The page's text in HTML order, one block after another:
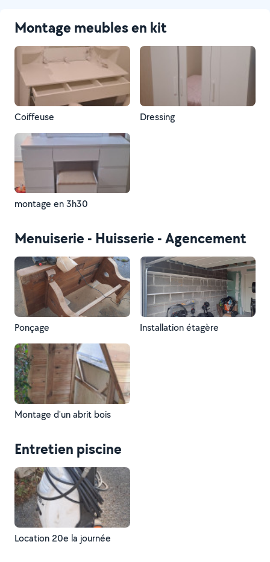
Montage meubles en kit
Coiffeuse Dressing
montage en 3h30
Menuiserie - Huisserie - Agencement
Ponçage Installation étagère
Montage d'un abrit bois
Entretien piscine
Location 20e la journée